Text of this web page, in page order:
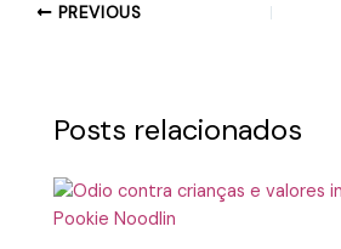
PREVIOUS
Posts relacionados